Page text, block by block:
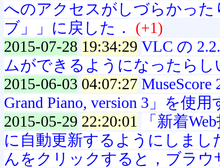
へのアクセスがしづらかっ
ブ」」に戻した．
(+1)
2015-07-28 19:34:29 VLC の
ムができるようになったらし
2015-06-03 04:07:27 MuseScore
Grand Piano, version 3」を使
2015-05-29 22:20:01
「新着
に自動更新するようにしまし
んをクリックすると，ブラ